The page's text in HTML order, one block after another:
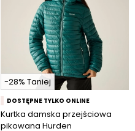
-28% Taniej
DOSTĘPNE TYLKO ONLINE
Kurtka damska przejściowa
pikowana Hurden